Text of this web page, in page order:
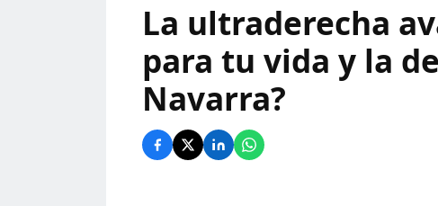
La ultraderecha
para tu vida y la
Navarra?